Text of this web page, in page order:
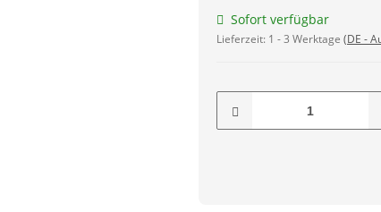
Sofort verfügbar
Lieferzeit: 1 - 3 Werktage (DE -